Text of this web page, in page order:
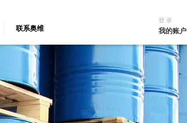
联系奥维
登 录
我的账户